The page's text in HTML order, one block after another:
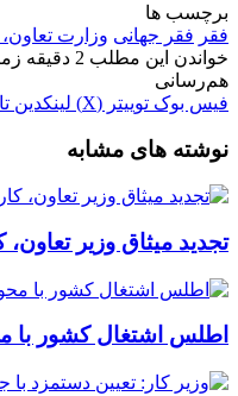
برچسب ها
فقر فقر جهانی وزارت
خواندن این مطلب 2 دقیقه زمان میبرد
هم‌رسانی
فیس بوک توییتر (X) لینکدین
نوشته های مشابه
تجدید میثاق وزیر
اطلس اشتغال کشور با